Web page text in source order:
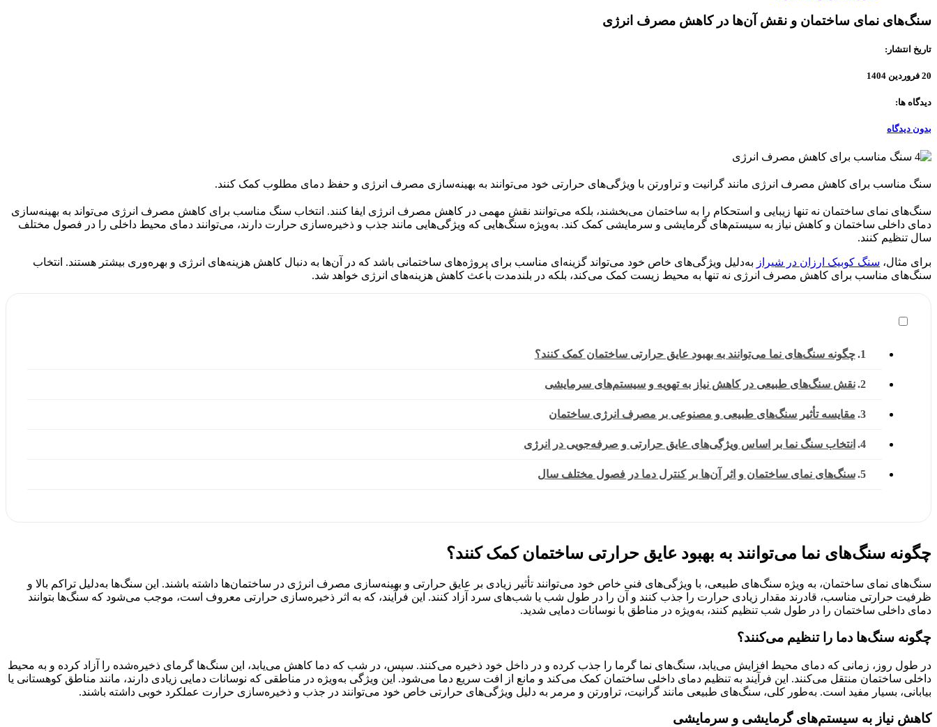
سنگ‌های نمای ساختمان و نقش آن‌ها در کاهش مصرف انرژی
تاریخ انتشار:
20 فروردین 1404
دیدگاه ها:
بدون دیدگاه
سنگ مناسب برای کاهش مصرف انرژی مانند گرانیت و تراورتن با ویژگی‌های حرارتی خود می‌توانند به بهینه‌سازی مصرف انرژی و حفظ دمای مطلوب کمک کنند.
سنگ‌های نمای ساختمان نه تنها زیبایی و استحکام را به ساختمان می‌بخشند، بلکه می‌توانند نقش مهمی در کاهش مصرف انرژی ایفا کنند. انتخاب سنگ مناسب برای کاهش مصرف انرژی می‌تواند به بهینه‌سازی
دمای داخلی ساختمان و کاهش نیاز به سیستم‌های گرمایشی و سرمایشی کمک کند. به‌ویژه سنگ‌هایی که ویژگی‌هایی مانند جذب و ذخیره‌سازی حرارت دارند، می‌توانند دمای محیط داخلی را در فصول مختلف
سال تنظیم کنند.
برای مثال، سنگ کوبیک ارزان در شیراز به‌دلیل ویژگی‌های خاص خود می‌تواند گزینه‌ای مناسب برای پروژه‌های ساختمانی باشد که در آن‌ها به دنبال کاهش هزینه‌های انرژی و بهره‌وری بیشتر هستند. انتخاب
سنگ‌های مناسب برای کاهش مصرف انرژی نه تنها به محیط زیست کمک می‌کند، بلکه در بلندمدت باعث کاهش هزینه‌های انرژی خواهد شد.
چگونه سنگ‌های نما می‌توانند به بهبود عایق حرارتی ساختمان کمک کنند؟
نقش سنگ‌های طبیعی در کاهش نیاز به تهویه و سیستم‌های سرمایشی
مقایسه تأثیر سنگ‌های طبیعی و مصنوعی بر مصرف انرژی ساختمان
انتخاب سنگ نما بر اساس ویژگی‌های عایق حرارتی و صرفه‌جویی در انرژی
سنگ‌های نمای ساختمان و اثر آن‌ها بر کنترل دما در فصول مختلف سال
چگونه سنگ‌های نما می‌توانند به بهبود عایق حرارتی ساختمان کمک کنند؟
سنگ‌های نمای ساختمان، به ویژه سنگ‌های طبیعی، با ویژگی‌های فنی خاص خود می‌توانند تأثیر زیادی بر عایق حرارتی و بهینه‌سازی مصرف انرژی در ساختمان‌ها داشته باشند. این سنگ‌ها به‌دلیل تراکم بالا و
ظرفیت حرارتی مناسب، قادرند مقدار زیادی حرارت را جذب کنند و آن را در طول شب یا شب‌های سرد آزاد کنند. این فرآیند، که به اثر ذخیره‌سازی حرارتی معروف است، موجب می‌شود که سنگ‌ها بتوانند
دمای داخلی ساختمان را در طول شب تنظیم کنند، به‌ویژه در مناطق با نوسانات دمایی شدید.
چگونه سنگ‌ها دما را تنظیم می‌کنند؟
در طول روز، زمانی که دمای محیط افزایش می‌یابد، سنگ‌های نما گرما را جذب کرده و در داخل خود ذخیره می‌کنند. سپس، در شب که دما کاهش می‌یابد، این سنگ‌ها گرمای ذخیره‌شده را آزاد کرده و به محیط
داخلی ساختمان منتقل می‌کنند. این فرآیند به تنظیم دمای داخلی ساختمان کمک می‌کند و مانع از افت سریع دما می‌شود. این ویژگی به‌ویژه در مناطقی که نوسانات دمایی زیادی دارند، مانند مناطق کوهستانی یا
بیابانی، بسیار مفید است. به‌طور کلی، سنگ‌های طبیعی مانند گرانیت، تراورتن و مرمر به دلیل ویژگی‌های حرارتی خاص خود می‌توانند در جذب و ذخیره‌سازی حرارت عملکرد خوبی داشته باشند.
کاهش نیاز به سیستم‌های گرمایشی و سرمایشی